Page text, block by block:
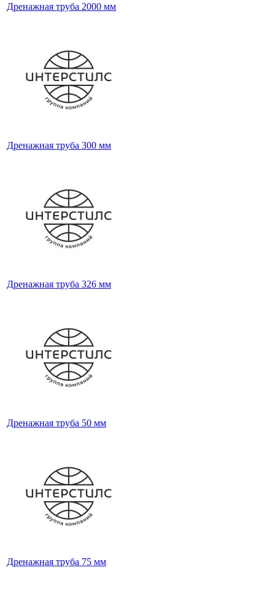
Дренажная труба 2000 мм
Дренажная труба 300 мм
Дренажная труба 326 мм
Дренажная труба 50 мм
Дренажная труба 75 мм